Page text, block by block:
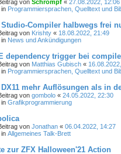
von Schrompf « 27.08.2022, 12:06
Programmiersprachen, Quelltext und
Compiler halbwegs frei
von Krishty « 18.08.2022, 21:49
News und Ankündigungen
dependency trigger bei
von Matthias Gubisch «
Programmiersprachen, Quelltext und
DX11 mehr Auflösungen als in
von gombolo « 24.05.2022, 22:30
Grafikprogrammierung
von Jonathan « 06.04.2022, 14:27
Allgemeines Talk-Brett
zur ZFX Halloween'21 Action